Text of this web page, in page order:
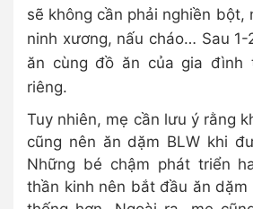
sẽ không cần phải nghiền bột,
ninh xương, nấu cháo… Sau
ăn cùng đồ ăn của gia đình
riêng.
Tuy nhiên, mẹ cần lưu ý rằng
cũng nên ăn dặm BLW khi
Những bé chậm phát triển
thần kinh nên bắt đầu ăn dặm